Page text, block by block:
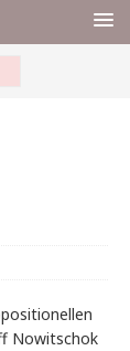
Nowitschok